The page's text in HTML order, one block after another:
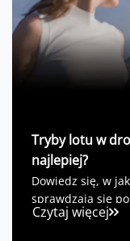
Tryby lotu w
najlepiej?
Dowiedz się, w
sprawdzają się
Czytaj więcej